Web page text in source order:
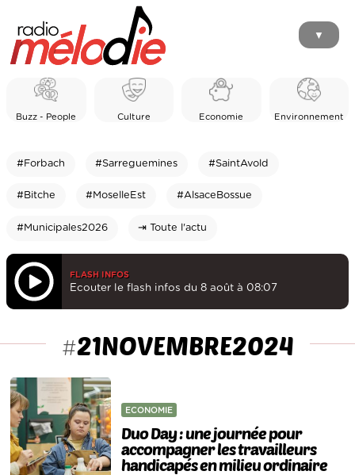
▼
Buzz - People Culture Economie Environnement
#Forbach #Sarreguemines #SaintAvold
#Bitche #MoselleEst #AlsaceBossue
#Municipales2026 ⇥ Toute l'actu
FLASH INFOS
Ecouter le flash infos du 8 août à 08:07
#21NOVEMBRE2024
ECONOMIE
Duo Day : une journée pour
accompagner les travailleurs
handicapés en milieu ordinaire